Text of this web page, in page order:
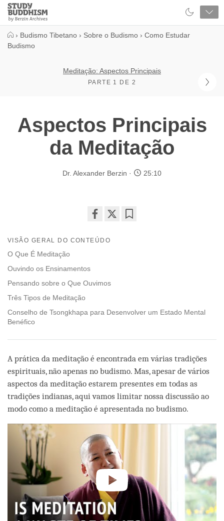
Close
Study
Buddhism
› Budismo Tibetano › Sobre o Budismo › Como Estudar
Budismo
Meditação: Aspectos Principais
PARTE 1 DE 2
Aspectos Principais
da Meditação
Dr. Alexander Berzin 25:10
on
VISÃO GERAL DO CONTEÚDO
O Que É Meditação
Ouvindo os Ensinamentos
Pensando sobre o Que Ouvimos
Três Tipos de Meditação
Conselho de Tsongkhapa para Desenvolver um Estado Mental
Benéfico
A prática da meditação é encontrada em várias tradições
espirituais, não apenas no budismo. Mas, apesar de vários
aspectos da meditação estarem presentes em todas as
tradições indianas, aqui vamos limitar nossa discussão ao
modo como a meditação é apresentada no budismo.